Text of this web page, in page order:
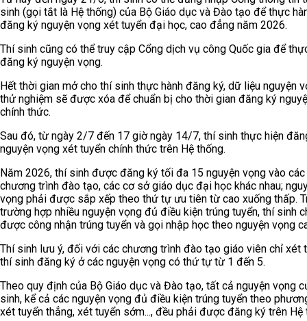
sinh (gọi tắt là Hệ thống) của Bộ Giáo dục và Đào tạo để thực
đăng ký nguyện vọng xét tuyển đại học, cao đẳng năm 2026.
Thí sinh cũng có thể truy cập Cổng dịch vụ công Quốc gia để
đăng ký nguyện vọng.
Hết thời gian mở cho thí sinh thực hành đăng ký, dữ liệu nguyện
thử nghiệm sẽ được xóa để chuẩn bị cho thời gian đăng ký
chính thức.
Sau đó, từ ngày 2/7 đến 17 giờ ngày 14/7, thí sinh thực hiện
nguyện vọng xét tuyển chính thức trên Hệ thống.
Năm 2026, thí sinh được đăng ký tối đa 15 nguyện vọng vào các
chương trình đào tạo, các cơ sở giáo dục đại học khác nhau;
vọng phải được sắp xếp theo thứ tự ưu tiên từ cao xuống thấp.
trường hợp nhiều nguyện vọng đủ điều kiện trúng tuyển, thí sinh
được công nhận trúng tuyển và gọi nhập học theo nguyện vọng
Thí sinh lưu ý, đối với các chương trình đào tạo giáo viên chỉ xét
thí sinh đăng ký ở các nguyện vọng có thứ tự từ 1 đến 5.
Theo quy định của Bộ Giáo dục và Đào tạo, tất cả nguyện vọng
sinh, kể cả các nguyện vọng đủ điều kiện trúng tuyển theo
xét tuyển thẳng, xét tuyển sớm..., đều phải được đăng ký trên Hệ